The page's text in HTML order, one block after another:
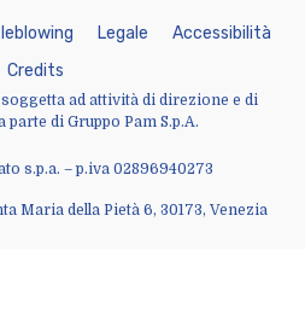
s.p.a. – p.iva 02896940273
Maria della Pietà 6, 30173, Venezia
eb owing Lega e Accessibi ità
Credits
ad attività di direzione e di
di Gruppo Pam S.p.A.